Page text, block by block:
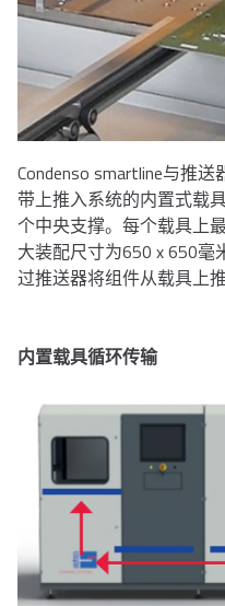
Condenso smartline与推
带上推入系统的内置式载具
个中央支撑。 每个载具上
大装配尺寸为650 x 650毫
过推送器将组件从载具上
内置载具循环传输